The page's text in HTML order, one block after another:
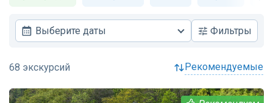
Выберите даты Фильтры
рекомендуемые